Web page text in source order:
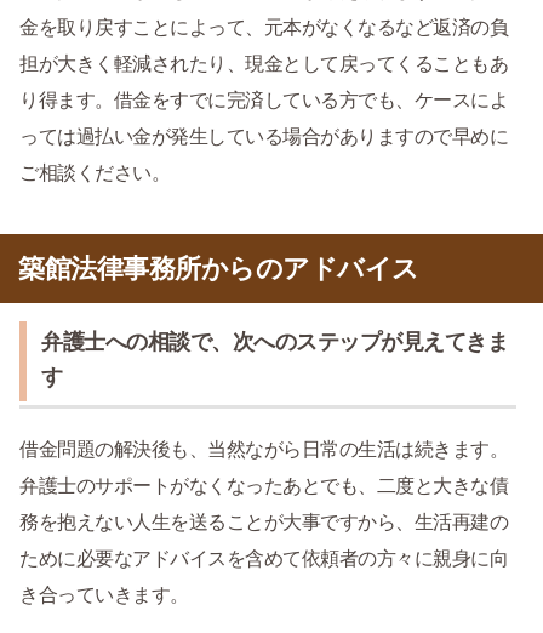
金を取り戻すことによって、元本がなくなるなど返済の負
担が大きく軽減されたり、現金として戻ってくることもあ
り得ます。借金をすでに完済している方でも、ケースによ
っては過払い金が発生している場合がありますので早めに
ご相談ください。
築館法律事務所からのアドバイス
弁護士への相談で、次へのステップが見えてきま
す
借金問題の解決後も、当然ながら日常の生活は続きます。
弁護士のサポートがなくなったあとでも、二度と大きな債
務を抱えない人生を送ることが大事ですから、生活再建の
ために必要なアドバイスを含めて依頼者の方々に親身に向
き合っていきます。